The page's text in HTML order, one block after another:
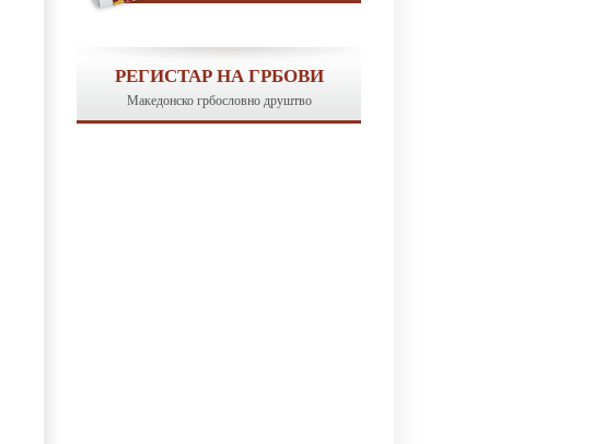
РЕГИСТАР НА ГРБОВИ
Македонско грбословно друштво